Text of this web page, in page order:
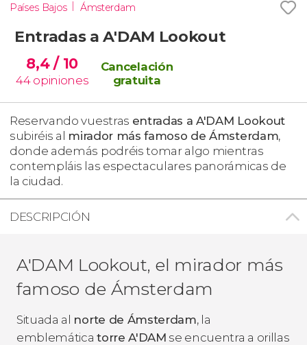
Países Bajos Ámsterdam
Entradas a A'DAM Lookout
8,4/ 10
44 opiniones
Cancelación
gratuita
Reservando vuestras entradas a A'DAM Lookout
subiréis al mirador más famoso de Ámsterdam,
donde además podréis tomar algo mientras
contempláis las espectaculares panorámicas de
la ciudad.
DESCRIPCIÓN
A'DAM Lookout, el mirador más
famoso de Ámsterdam
Situada al norte de Ámsterdam, la
emblemáticatorre A'DAM se encuentra a orillas